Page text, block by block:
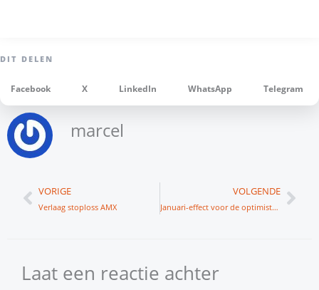
Facebook X LinkedIn WhatsApp Telegram
marcel
Vorige
VORIGE
Verlaag stoploss AMX
VOLGENDE
Januari-effect voor de optimisten
Laat een reactie achter